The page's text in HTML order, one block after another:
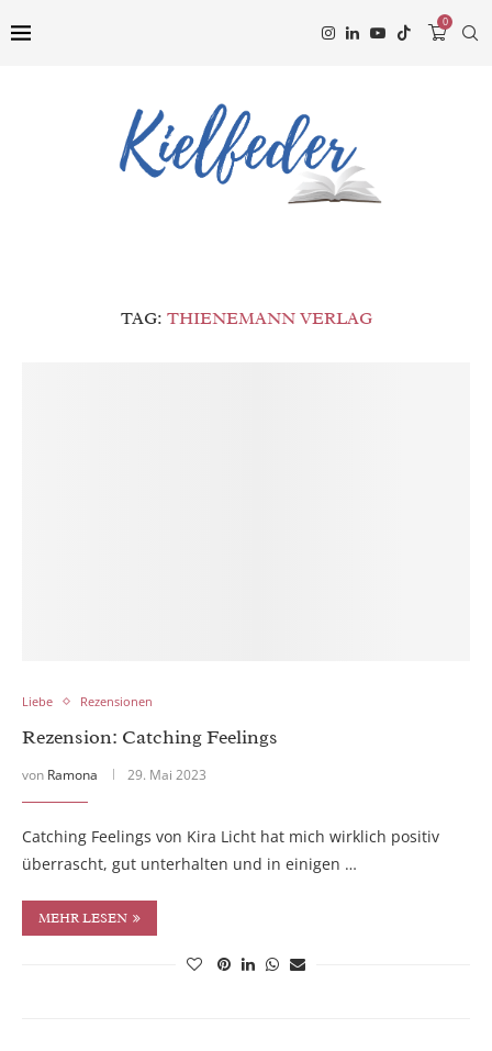
0
TAG: THIENEMANN VERLAG
Liebe Rezensionen
Rezension: Catching Feelings
von Ramona 29. Mai 2023
Catching Feelings von Kira Licht hat mich wirklich positiv
überrascht, gut unterhalten und in einigen …
MEHR LESEN